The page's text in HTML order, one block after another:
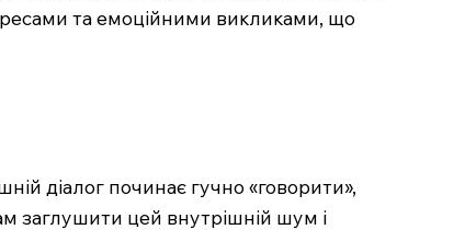
та емоційними викликами, що
діалог починає гучно «говорити»,
заглушити цей внутрішній шум і